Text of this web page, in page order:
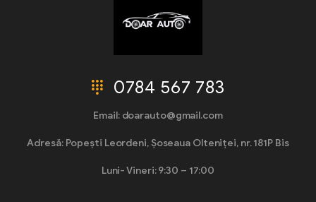
0784 567 783
Email: doarauto@gmail.com
Adresă: Popești Leordeni, Șoseaua Olteniței, nr. 181P Bis
Luni- Vineri: 9:30 – 17:00